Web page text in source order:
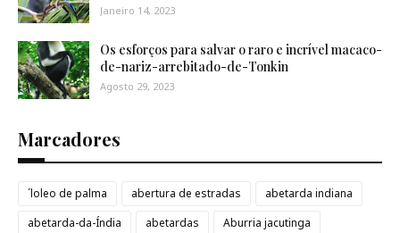
Janeiro 14, 2023
Os esforços para salvar o raro e incrível macaco-
de-nariz-arrebitado-de-Tonkin
Agosto 29, 2023
Marcadores
´loleo de palma abertura de estradas
abetarda indiana
abetarda-da-Índia
abetardas
Aburria jacutinga